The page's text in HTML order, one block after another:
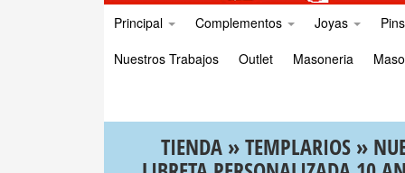
Principal Complementos Joyas
Pins
Nuestros Trabajos
Outlet Masoneria
TIENDA »TEMPLARIOS »